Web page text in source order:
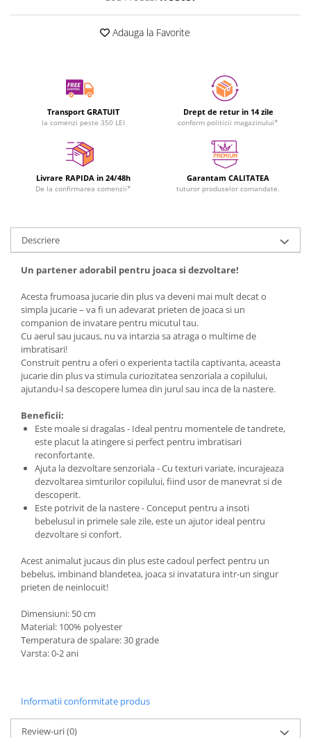
Adauga la Favorite
Transport GRATUIT
la comenzi peste 350 LEI
Drept de retur in 14 zile
conform politicii magazinului*
Livrare RAPIDA in 24/48h
De la confirmarea comenzii*
Garantam CALITATEA
tuturor produselor comandate.
Descriere
Un partener adorabil pentru joaca si dezvoltare!
Acesta frumoasa jucarie din plus va deveni mai mult decat o
simpla jucarie – va fi un adevarat prieten de joaca si un
companion de invatare pentru micutul tau.
Cu aerul sau jucaus, nu va intarzia sa atraga o multime de
imbratisari!
Construit pentru a oferi o experienta tactila captivanta, aceasta
jucarie din plus va stimula curiozitatea senzoriala a copilului,
ajutandu-l sa descopere lumea din jurul sau inca de la nastere.
Beneficii:
Este moale si dragalas - Ideal pentru momentele de tandrete,
este placut la atingere si perfect pentru imbratisari
reconfortante.
Ajuta la dezvoltare senzoriala - Cu texturi variate, incurajeaza
dezvoltarea simturilor copilului, fiind usor de manevrat si de
descoperit.
Este potrivit de la nastere - Conceput pentru a insoti
bebelusul in primele sale zile, este un ajutor ideal pentru
dezvoltare si confort.
Acest animalut jucaus din plus este cadoul perfect pentru un
bebelus, imbinand blandetea, joaca si invatatura intr-un singur
prieten de neinlocuit!
Dimensiuni: 50 cm
Material: 100% polyester
Temperatura de spalare: 30 grade
Varsta: 0-2 ani
Informatii conformitate produs
Review-uri(0)